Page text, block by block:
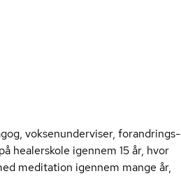
vok­se­nun­der­vi­ser, for­an­drings­
healerskole igennem 15 år, hvor
meditation igennem mange år,